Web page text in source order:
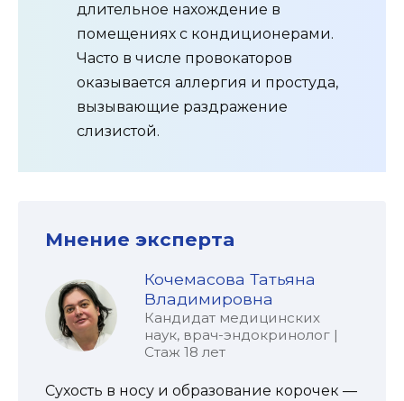
длительное нахождение в
помещениях с кондиционерами.
Часто в числе провокаторов
оказывается аллергия и простуда,
вызывающие раздражение
слизистой.
Мнение эксперта
Кочемасова Татьяна
Владимировна
Кандидат медицинских
наук, врач-эндокринолог |
Стаж 18 лет
Сухость в носу и образование корочек —